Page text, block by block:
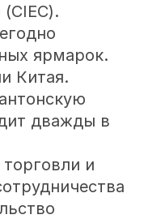
ярмарок.
Китая.
дважды в
и